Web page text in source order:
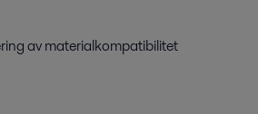
av materialkompatibilitet